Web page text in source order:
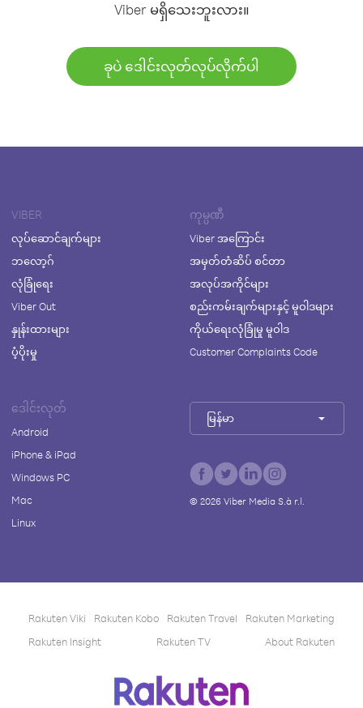
Viber မရှိသေးဘူးလား။
ခုပဲ ဒေါင်းလုတ်လုပ်လိုက်ပါ
VIBER
လုပ်ဆောင်ချက်များ
ဘလော့ဂ်
လုံခြုံရေး
Viber Out
နှုန်းထားများ
ပံ့ပိုးမှု
ကုမ္ပဏီ
Viber အကြောင်း
အမှတ်တံဆိပ် စင်တာ
အလုပ်အကိုင်များ
စည်းကမ်းချက်များနှင့် မူဝါဒများ
ကိုယ်ရေးလုံခြုံမှု မူဝါဒ
Customer Complaints Code
ဒေါင်းလုတ်
Android
iPhone & iPad
Windows PC
Mac
Linux
မြန်မာ
© 2026Viber Media S.à r.l.
Rakuten Viki Rakuten Kobo Rakuten Travel
Rakuten Marketing
Rakuten Insight
Rakuten TV About Rakuten